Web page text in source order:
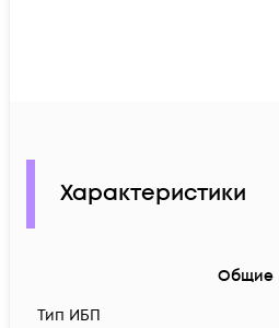
Характеристики
Общие
Тип ИБП